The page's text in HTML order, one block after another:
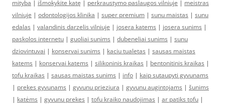
mityba | išmokykite katę | perkraustymo paslaugos vilniuje | meistras
vilniuje | odontologijos klinika | super premium | sunu maistas | sunu
edalas | valandinis darzelis vilniuje | josera katems | josera sunims |
paskolos internetu | guoliai sunims | dubeneliai sunims | sunu
dziovintuvai | konservai sunims | kaciu tualetas | sausas maistas
katems | konservai katems | silikoninis kraikas | bentonitinis kraikas |
tofu kraikas | sausas maistas sunims | info | kaip sutaupyti gyvunams
| prekes gyvunams | gyvunu prieziura | gyvunu augintojams | šunims
| katėms | gyvunu prekes | tofu kraiko naudojimas | ar patiks tofu |